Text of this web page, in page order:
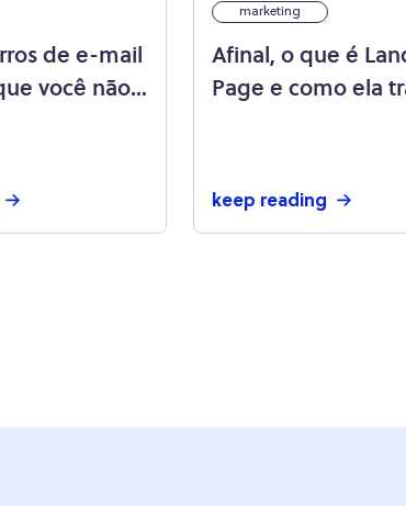
de e-mail
você não
marketing
Afinal, o que é
Page e como ela
keep reading